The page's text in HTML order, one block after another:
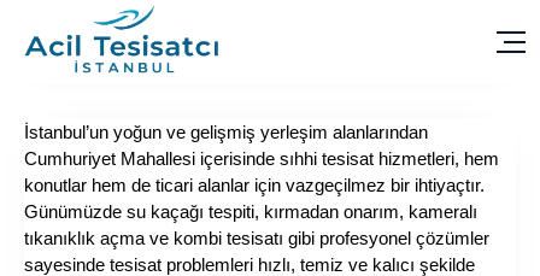
İstanbul’un yoğun ve gelişmiş yerleşim alanlarından
Cumhuriyet Mahallesi içerisinde sıhhi tesisat hizmetleri, hem
konutlar hem de ticari alanlar için vazgeçilmez bir ihtiyaçtır.
Günümüzde su kaçağı tespiti, kırmadan onarım, kameralı
tıkanıklık açma ve kombi tesisatı gibi profesyonel çözümler
sayesinde tesisat problemleri hızlı, temiz ve kalıcı şekilde